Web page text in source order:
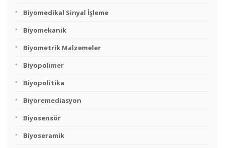
Biyomedikal Sinyal İşleme
Biyomekanik
Biyometrik Malzemeler
Biyopolimer
Biyopolitika
Biyoremediasyon
Biyosensör
Biyoseramik